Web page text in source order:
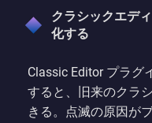
クラシックエデ
化する
Classic Editor プラグ
すると、旧来のクラ
きる。点滅の原因が